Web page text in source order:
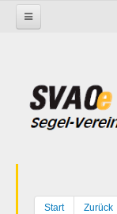
Start Zurück